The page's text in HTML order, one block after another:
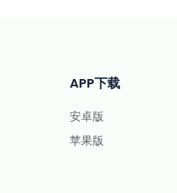
APP下载
安卓版
苹果版